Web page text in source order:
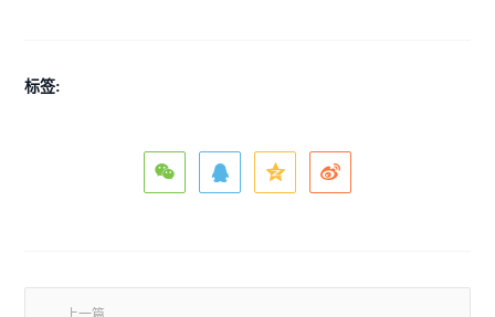
标签: